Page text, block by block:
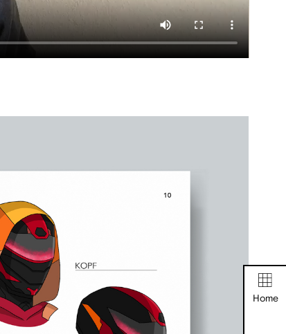
Home